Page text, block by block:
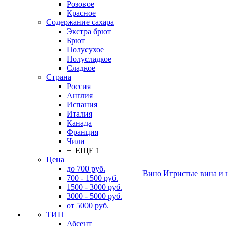
Розовое
Красное
Содержание сахара
Экстра брют
Брют
Полусухое
Полусладкое
Сладкое
Страна
Россия
Англия
Испания
Италия
Канада
Франция
Чили
+ ЕЩЕ 1
Цена
до 700 руб.
700 - 1500 руб.
1500 - 3000 руб.
3000 - 5000 руб.
от 5000 руб.
ТИП
Абсент
Вино Игристые вина и